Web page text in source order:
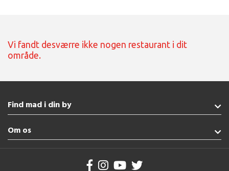
Vi fandt desværre ikke nogen restaurant i dit
område.
Find mad i din by
Nordborg
Aabenraa
Fredericia
Om os
Handelsbetingelser